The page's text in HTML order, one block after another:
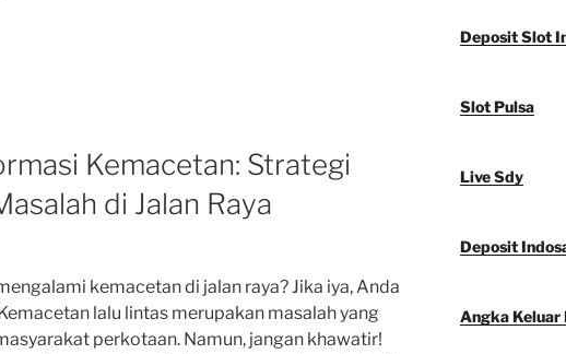
Kemacetan: Strategi
di Jalan Raya
kemacetan di jalan raya? Jika iya, Anda
lalu lintas merupakan masalah yang
perkotaan. Namun, jangan khawatir!
Deposit Slot
Slot Pulsa
Live Sdy
Deposit
Angka Keluar